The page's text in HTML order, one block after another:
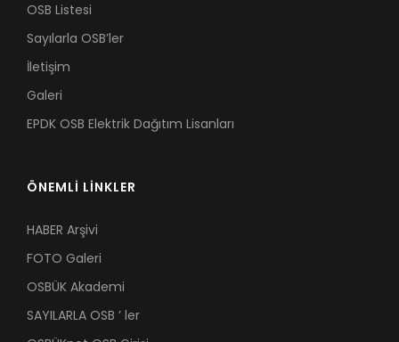
OSB Listesi
Sayılarla OSB’ler
İletişim
Galeri
EPDK OSB Elektrik Dağıtım Lisanları
ÖNEMLİ LİNKLER
HABER Arşivi
FOTO Galeri
OSBÜK Akademi
SAYILARLA OSB ’ ler